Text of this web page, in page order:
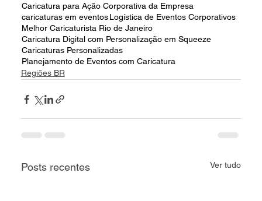
Caricatura para Ação Corporativa da Empresa
caricaturas em eventos Logística de Eventos Corporativos
Melhor Caricaturista Rio de Janeiro
Caricatura Digital com Personalização em Squeeze
Caricaturas Personalizadas
Planejamento de Eventos com Caricatura
Regiões BR
Posts recentes Ver tudo